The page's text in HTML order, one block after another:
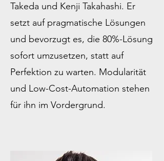
Takeda und Kenji Takahashi. Er
setzt auf pragmatische Lösungen
und bevorzugt es, die 80%-Lösung
sofort umzusetzen, statt auf
Perfektion zu warten. Modularität
und Low-Cost-Automation stehen
für ihn im Vordergrund.